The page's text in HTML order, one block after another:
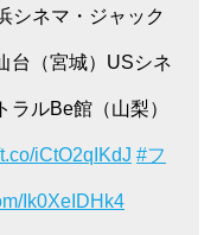
シネマ・ジャック
台（宮城）USシネ
ルBe館（山梨）
iCtO2qIKdJ #フ
Ik0XeIDHk4